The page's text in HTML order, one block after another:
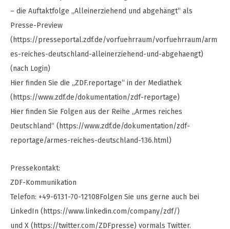
– die Auftaktfolge „Alleinerziehend und abgehängt“ als
Presse-Preview
(https://presseportal.zdf.de/vorfuehrraum/vorfuehrraum/arm
es-reiches-deutschland-alleinerziehend-und-abgehaengt)
(nach Login)
Hier finden Sie die „ZDF.reportage“ in der Mediathek
(https://www.zdf.de/dokumentation/zdf-reportage)
Hier finden Sie Folgen aus der Reihe „Armes reiches
Deutschland“ (https://www.zdf.de/dokumentation/zdf-
reportage/armes-reiches-deutschland-136.html)
Pressekontakt:
ZDF-Kommunikation
Telefon: +49-6131-70-12108Folgen Sie uns gerne auch bei
LinkedIn (https://www.linkedin.com/company/zdf/)
und X (https://twitter.com/ZDFpresse) vormals Twitter.